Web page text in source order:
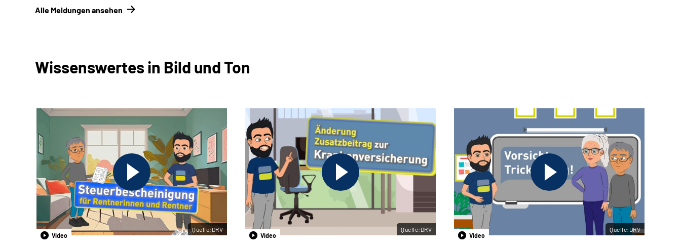
Alle Meldungen ansehen
Wissenswertes in Bild und Ton
Video
Quelle:DRV
Video
Quelle:DRV
Video
Quelle:DRV